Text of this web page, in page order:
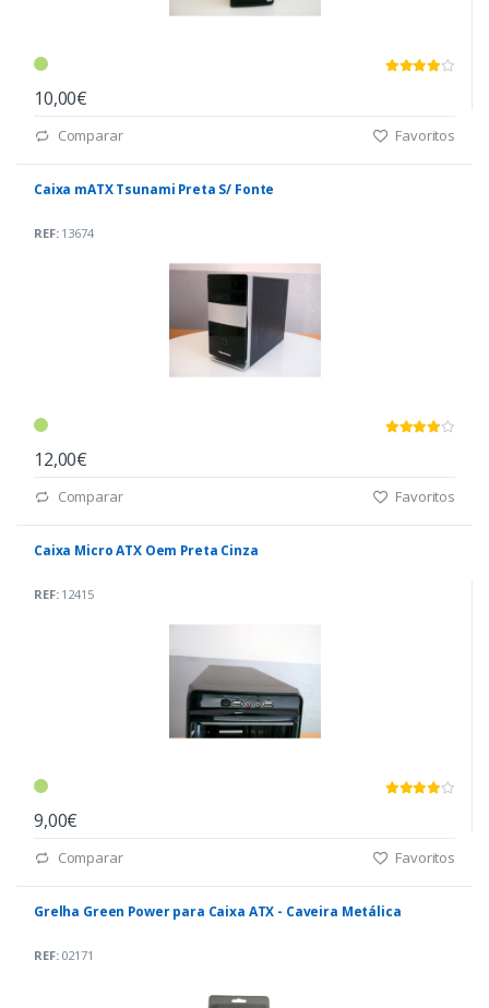
10,00€
Comparar Favoritos
Caixa mATX Tsunami Preta S/ Fonte
REF:13674
12,00€
Comparar Favoritos
Caixa Micro ATX Oem Preta Cinza
REF:12415
9,00€
Comparar Favoritos
Grelha Green Power para Caixa ATX - Caveira Metálica
REF:02171